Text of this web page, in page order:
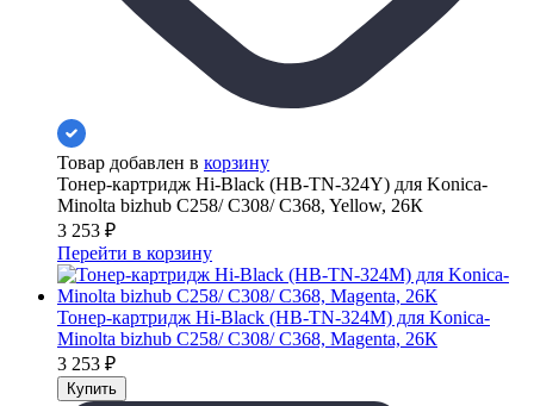
Товар добавлен в корзину
Тонер-картридж Hi-Black (HB-TN-324Y) для Konica-
Minolta bizhub C258/ C308/ C368, Yellow, 26К
3 253 ₽
Перейти в корзину
Тонер-картридж Hi-Black (HB-TN-324M) для Konica-
Minolta bizhub C258/ C308/ C368, Magenta, 26К
3 253 ₽